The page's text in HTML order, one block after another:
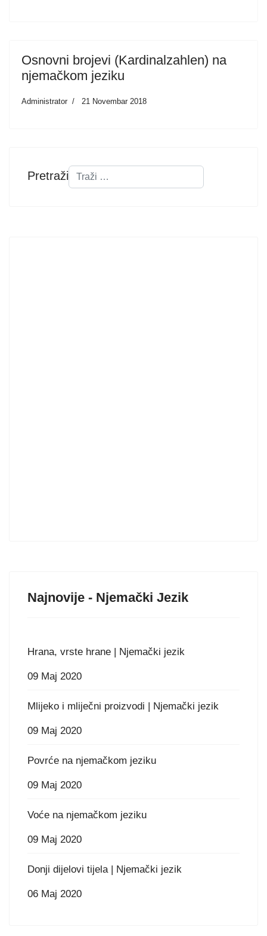
Osnovni brojevi (Kardinalzahlen) na
njemačkom jeziku
Administrator 21 Novembar 2018
Pretraži
Najnovije - Njemački Jezik
Hrana, vrste hrane | Njemački jezik
09 Maj 2020
Mlijeko i mliječni proizvodi | Njemački jezik
09 Maj 2020
Povrće na njemačkom jeziku
09 Maj 2020
Voće na njemačkom jeziku
09 Maj 2020
Donji dijelovi tijela | Njemački jezik
06 Maj 2020